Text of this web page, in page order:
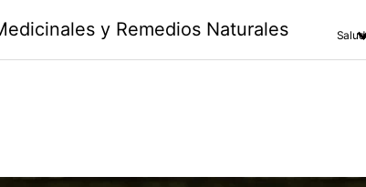
y Remedios Naturales Salud